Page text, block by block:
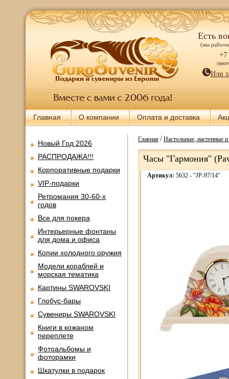
Есть
(мы
+7
Или
Главная О компании Оплата и доставка
Новый Год 2026
РАСПРОДАЖА!!!
Корпоративные подарки
VIP-подарки
Ретромания 30-60-х
годов
Все для покера
Интерьерные фонтаны
для дома и офиса
Копии холодного оружия
Модели кораблей и
морская тематика
Картины SWAROVSKI
Глобус-бары
Сувениры SWAROVSKI
Книги в кожаном
переплете
Фотоальбомы и
фоторамки
Шкатулки в подарок
Главная/Настольные, настенные
Часы "Гармония"
Артикул: 5632 - "JP-97/14"